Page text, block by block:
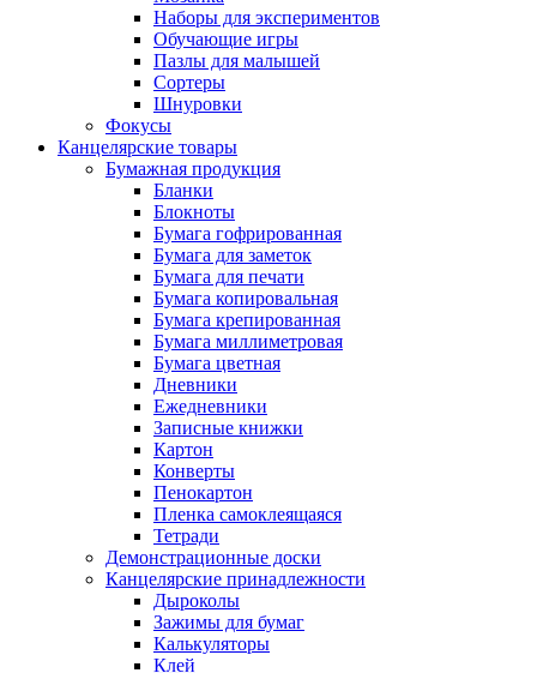
Наборы для экспериментов
Обучающие игры
Пазлы для малышей
Сортеры
Шнуровки
Фокусы
Канцелярские товары
Бумажная продукция
Бланки
Блокноты
Бумага гофрированная
Бумага для заметок
Бумага для печати
Бумага копировальная
Бумага крепированная
Бумага миллиметровая
Бумага цветная
Дневники
Ежедневники
Записные книжки
Картон
Конверты
Пенокартон
Пленка самоклеящаяся
Тетради
Демонстрационные доски
Канцелярские принадлежности
Дыроколы
Зажимы для бумаг
Калькуляторы
Клей